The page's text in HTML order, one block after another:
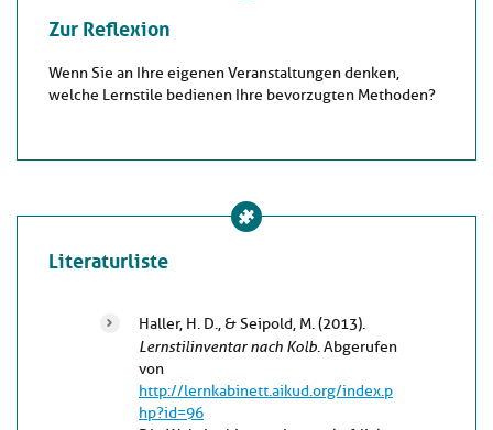
Zur Reflexion
Wenn Sie an Ihre eigenen Veranstaltungen denken,
welche Lernstile bedienen Ihre bevorzugten Methoden?
Literaturliste
Haller, H. D., & Seipold, M. (2013).
Lernstilinventar nach Kolb. Abgerufen
von
http://lernkabinett.aikud.org/index.p
hp?id=96